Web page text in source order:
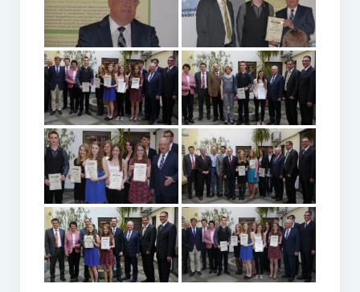
Aktuelles
Historie
Ehemalige Stiftungs-Mitglieder
Hochschulpreis der Stiftung Nachwachsende Rohstoffe
Preisträger
Medienpreis Nachwachsende Rohstoffe
Preisträger
Kontakt